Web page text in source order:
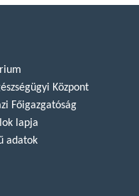
Központ
Főigazgatóság
lapja
adatok